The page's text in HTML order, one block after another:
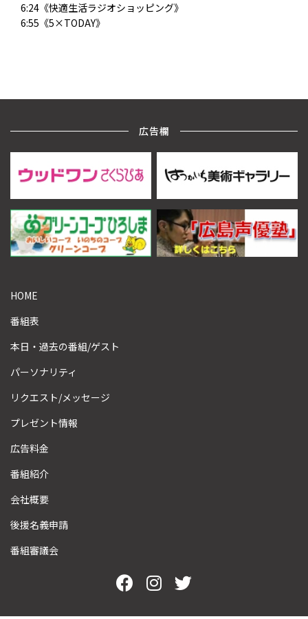
6:24《快適生活ラジオショッピング》
6:55《5×TODAY》
広告欄
HOME
番組表
本日・過去の番組/ゲスト
パーソナリティ
リクエスト/メッセージ
プレゼント情報
広告料金
番組紹介
会社概要
後援名義申請
番組審議会